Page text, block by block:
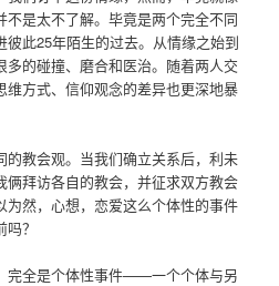
是太不了解。毕竟是两个完全不同
此25年陌生的过去。从情缘之始到
的碰撞、磨合和医治。随着两人交
维方式、信仰观念的差异也更深地暴
的教会观。当我们确立关系后，利未
俩拜访各自的教会，并征求双方教会
为然，心想，恋爱这么个体性的事件
？
完全是个体性事件——一个个体与另